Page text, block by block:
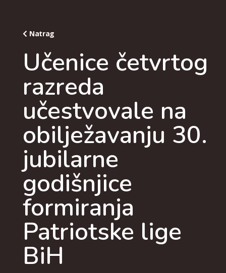
Natrag
Učenice četvrtog
razreda
učestvovale na
obilježavanju 30.
jubilarne
godišnjice
formiranja
Patriotske lige
BiH